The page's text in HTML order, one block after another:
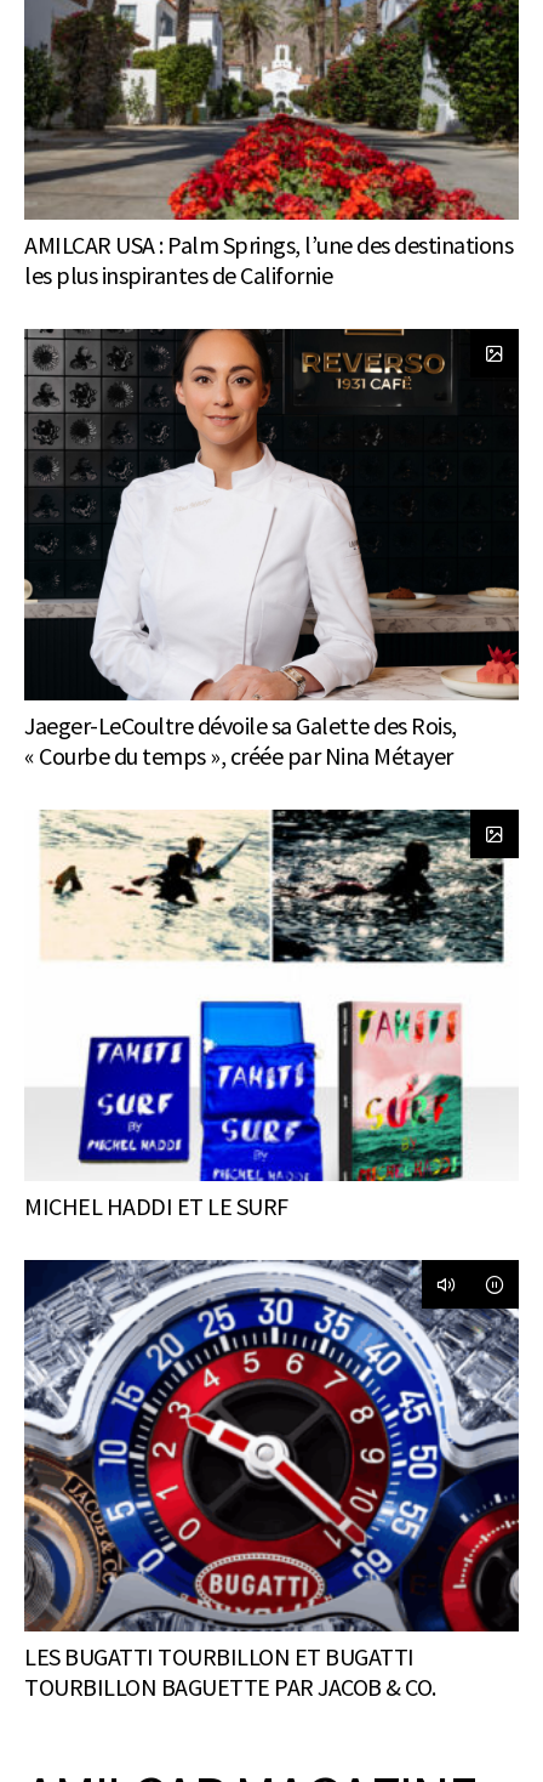
AMILCAR USA : Palm Springs, l’une des destinations
les plus inspirantes de Californie
Jaeger-LeCoultre dévoile sa Galette des Rois,
« Courbe du temps », créée par Nina Métayer
MICHEL HADDI ET LE SURF
LES BUGATTI TOURBILLON ET BUGATTI
TOURBILLON BAGUETTE PAR JACOB & CO.